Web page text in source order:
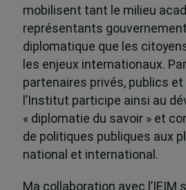
mobilisent tant le milieu
représentants
diplomatique que les
les enjeux internationaux.
partenaires privés, publics
l’Institut participe ainsi au
« diplomatie du savoir » et
de politiques publiques aux
national et international.
Ma collaboration avec l’IEIM